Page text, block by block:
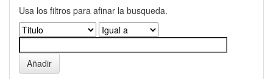
Usa los filtros para afinar la busqueda.